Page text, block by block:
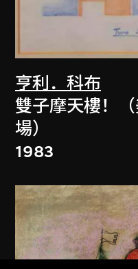
亨利．科布
雙子摩天樓！
場）
1983